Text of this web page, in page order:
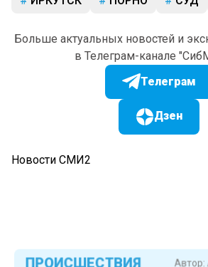
Больше актуальных новостей и
в Телеграм-канале
Телеграм
Дзен
Новости СМИ2
Автор:
ПРОИСШЕСТВИЯ